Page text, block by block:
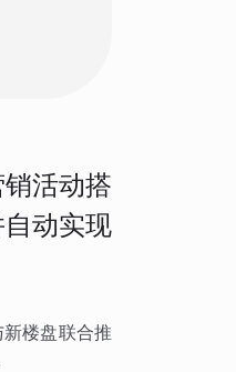
活动搭
动实现
楼盘联合推